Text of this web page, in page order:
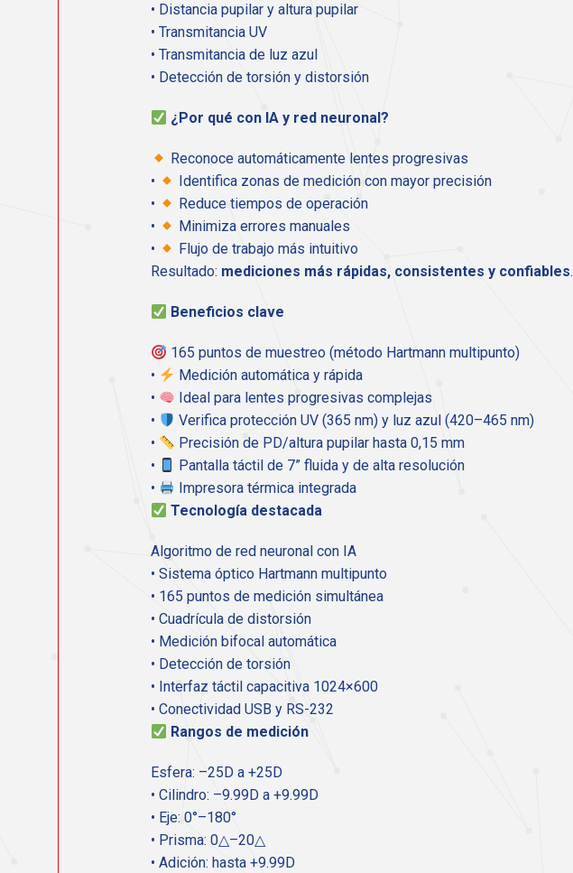
• Distancia pupilar y altura pupilar
• Transmitancia UV
• Transmitancia de luz azul
• Detección de torsión y distorsión
¿Por qué con IA y red neuronal?
Reconoce automáticamente lentes progresivas
•
Identifica zonas de medición con mayor precisión
•
Reduce tiempos de operación
•
Minimiza errores manuales
•
Flujo de trabajo más intuitivo
Resultado: mediciones más rápidas, consistentes y confiables.
Beneficios clave
165 puntos de muestreo (método Hartmann multipunto)
•
Medición automática y rápida
•
Ideal para lentes progresivas complejas
•
Verifica protección UV (365 nm) y luz azul (420–465 nm)
•
Precisión de PD/altura pupilar hasta 0,15 mm
•
Pantalla táctil de 7” fluida y de alta resolución
•
Impresora térmica integrada
Tecnología destacada
Algoritmo de red neuronal con IA
• Sistema óptico Hartmann multipunto
• 165 puntos de medición simultánea
• Cuadrícula de distorsión
• Medición bifocal automática
• Detección de torsión
• Interfaz táctil capacitiva 1024×600
• Conectividad USB y RS-232
Rangos de medición
Esfera: –25D a +25D
• Cilindro: –9.99D a +9.99D
• Eje: 0°–180°
• Prisma: 0△–20△
• Adición: hasta +9.99D